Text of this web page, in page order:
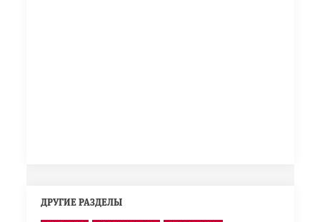
ДРУГИЕ РАЗДЕЛЫ